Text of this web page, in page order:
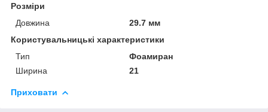
Розміри
Довжина
29.7 мм
Користувальницькі характеристики
Тип
Фоамиран
Ширина
21
Приховати